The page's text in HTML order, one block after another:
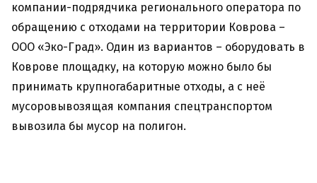
компании-подрядчика регионального оператора по
обращению с отходами на территории Коврова –
ООО «Эко-Град». Один из вариантов – оборудовать в
Коврове площадку, на которую можно было бы
принимать крупногабаритные отходы, а с неё
мусоровывозящая компания спецтранспортом
вывозила бы мусор на полигон.